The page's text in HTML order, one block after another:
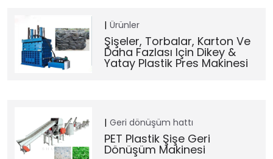
Ürünler
Şişeler, Torbalar, Karton Ve
Daha Fazlası Için Dikey &
Yatay Plastik Pres Makinesi
Geri dönüşüm hattı
PET Plastik Şişe Geri
Dönüşüm Makinesi